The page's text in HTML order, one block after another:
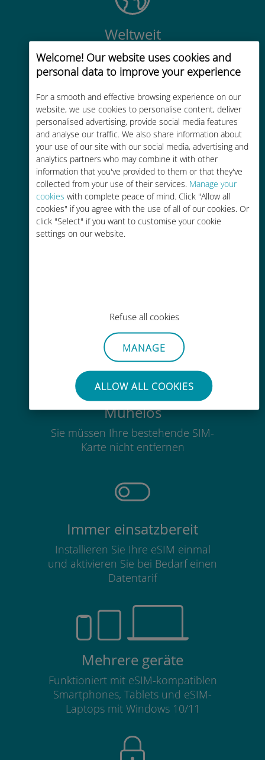
Welcome! Our website uses cookies and
personal data to improve your experience
For a smooth and effective browsing experience on our
website, we use cookies to personalise content, deliver
personalised advertising, provide social media features
and analyse our traffic. We also share information about
your use of our site with our social media, advertising and
analytics partners who may combine it with other
information that you've provided to them or that they've
collected from your use of their services. Manage your
cookies with complete peace of mind. Click "Allow all
cookies" if you agree with the use of all of our cookies. Or
click "Select" if you want to customise your cookie
settings on our website.
Refuse all cookies
MANAGE
ALLOW ALL COOKIES
Weltweit
Weltweite hochwertige
Mobilfunkkonnektivität in über 200
Reiseziele
Kostengünstig
Bis zu 90 % günstiger als Roaming-
Gebühren bei Ihrem bisherigen
Anbieter
Überall über die Ubigi-App, auch
ohne WLAN oder Datenguthaben
Mühelos
Sie müssen Ihre bestehende SIM-
Karte nicht entfernen
Immer einsatzbereit
Installieren Sie Ihre eSIM einmal
und aktivieren Sie bei Bedarf einen
Datentarif
Mehrere geräte
Funktioniert mit eSIM-kompatiblen
Smartphones, Tablets und eSIM-
Laptops mit Windows 10/11